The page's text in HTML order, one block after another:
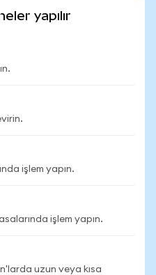
yapılır
işlem yapın.
işlem yapın.
uzun veya kısa